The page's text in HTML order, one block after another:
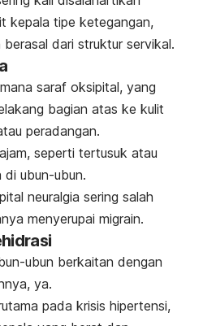
kepala tipe ketegangan,
dari struktur servikal.
saraf oksipital, yang
bagian atas ke kulit
peradangan.
seperti tertusuk atau
ubun-ubun.
neuralgia sering salah
menyerupai migrain.
ubun berkaitan dengan
ya.
pada krisis hipertensi,